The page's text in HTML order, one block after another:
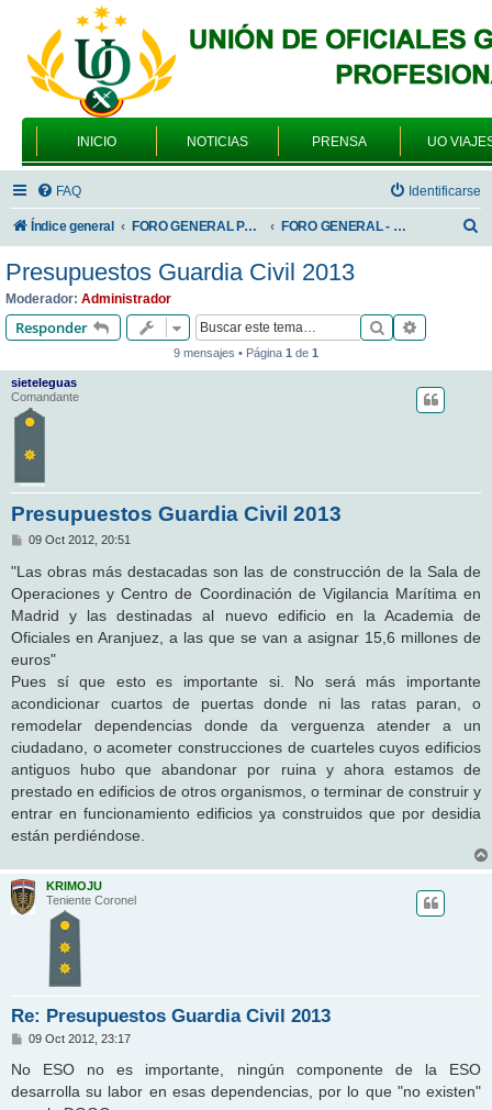
INICIO NOTICIAS PRENSA UO
FAQ Identificarse
Índice general FORO GENERAL PARA TODOS LOS USUARIOS FORO GENERAL - TEMAS PROFESIONALES
r
Presupuestos Guardia Civil 2013
Moderador: Administrador
Responder Buscar
9 mensajes • Página 1 de 1
sieteleguas
Comandante
Presupuestos Guardia Civil 2013
M
n
s
a
e
09 Oct 2012, 20:51
"Las obras más destacadas son las de construcción de la Sala de
Operaciones y Centro de Coordinación de Vigilancia Marítima en
Madrid y las destinadas al nuevo edificio en la Academia de
Oficiales en Aranjuez, a las que se van a asignar 15,6 millones de
euros"
Pues sí que esto es importante si. No será más importante
acondicionar cuartos de puertas donde ni las ratas paran, o
remodelar dependencias donde da verguenza atender a un
ciudadano, o acometer construcciones de cuarteles cuyos edificios
antiguos hubo que abandonar por ruina y ahora estamos de
prestado en edificios de otros organismos, o terminar de construir y
entrar en funcionamiento edificios ya construidos que por desidia
están perdiéndose.
KRIMOJU
Teniente Coronel
Re: Presupuestos Guardia Civil 2013
M
n
a
09 Oct 2012, 23:17
No ESO no es importante, ningún componente de la ESO
desarrolla su labor en esas dependencias, por lo que "no existen"